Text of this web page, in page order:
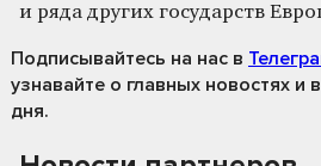
и ряда других государств
Подписывайтесь на нас в
узнавайте о главных новостях и
дня.